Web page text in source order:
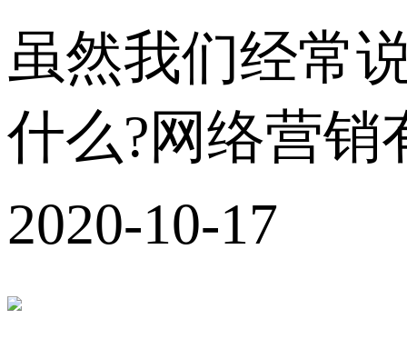
虽然我们经常
什么?网络营销
2020-10-17